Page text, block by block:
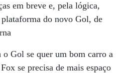
em breve e, pela lógica,
do novo Gol, de
Gol se quer um bom carro a
se precisa de mais espaço